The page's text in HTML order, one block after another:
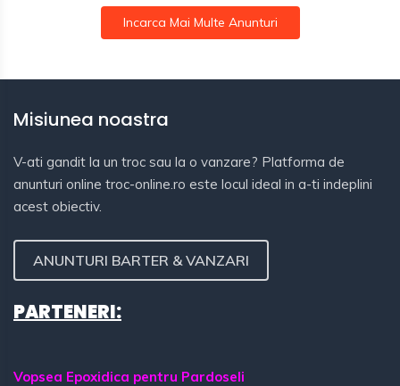
Incarca Mai Multe Anunturi
Misiunea noastra
V-ati gandit la un troc sau la o vanzare? Platforma de
anunturi online troc-online.ro este locul ideal in a-ti indeplini
acest obiectiv.
ANUNTURI BARTER & VANZARI
PARTENERI:
Vopsea Epoxidica pentru Pardoseli